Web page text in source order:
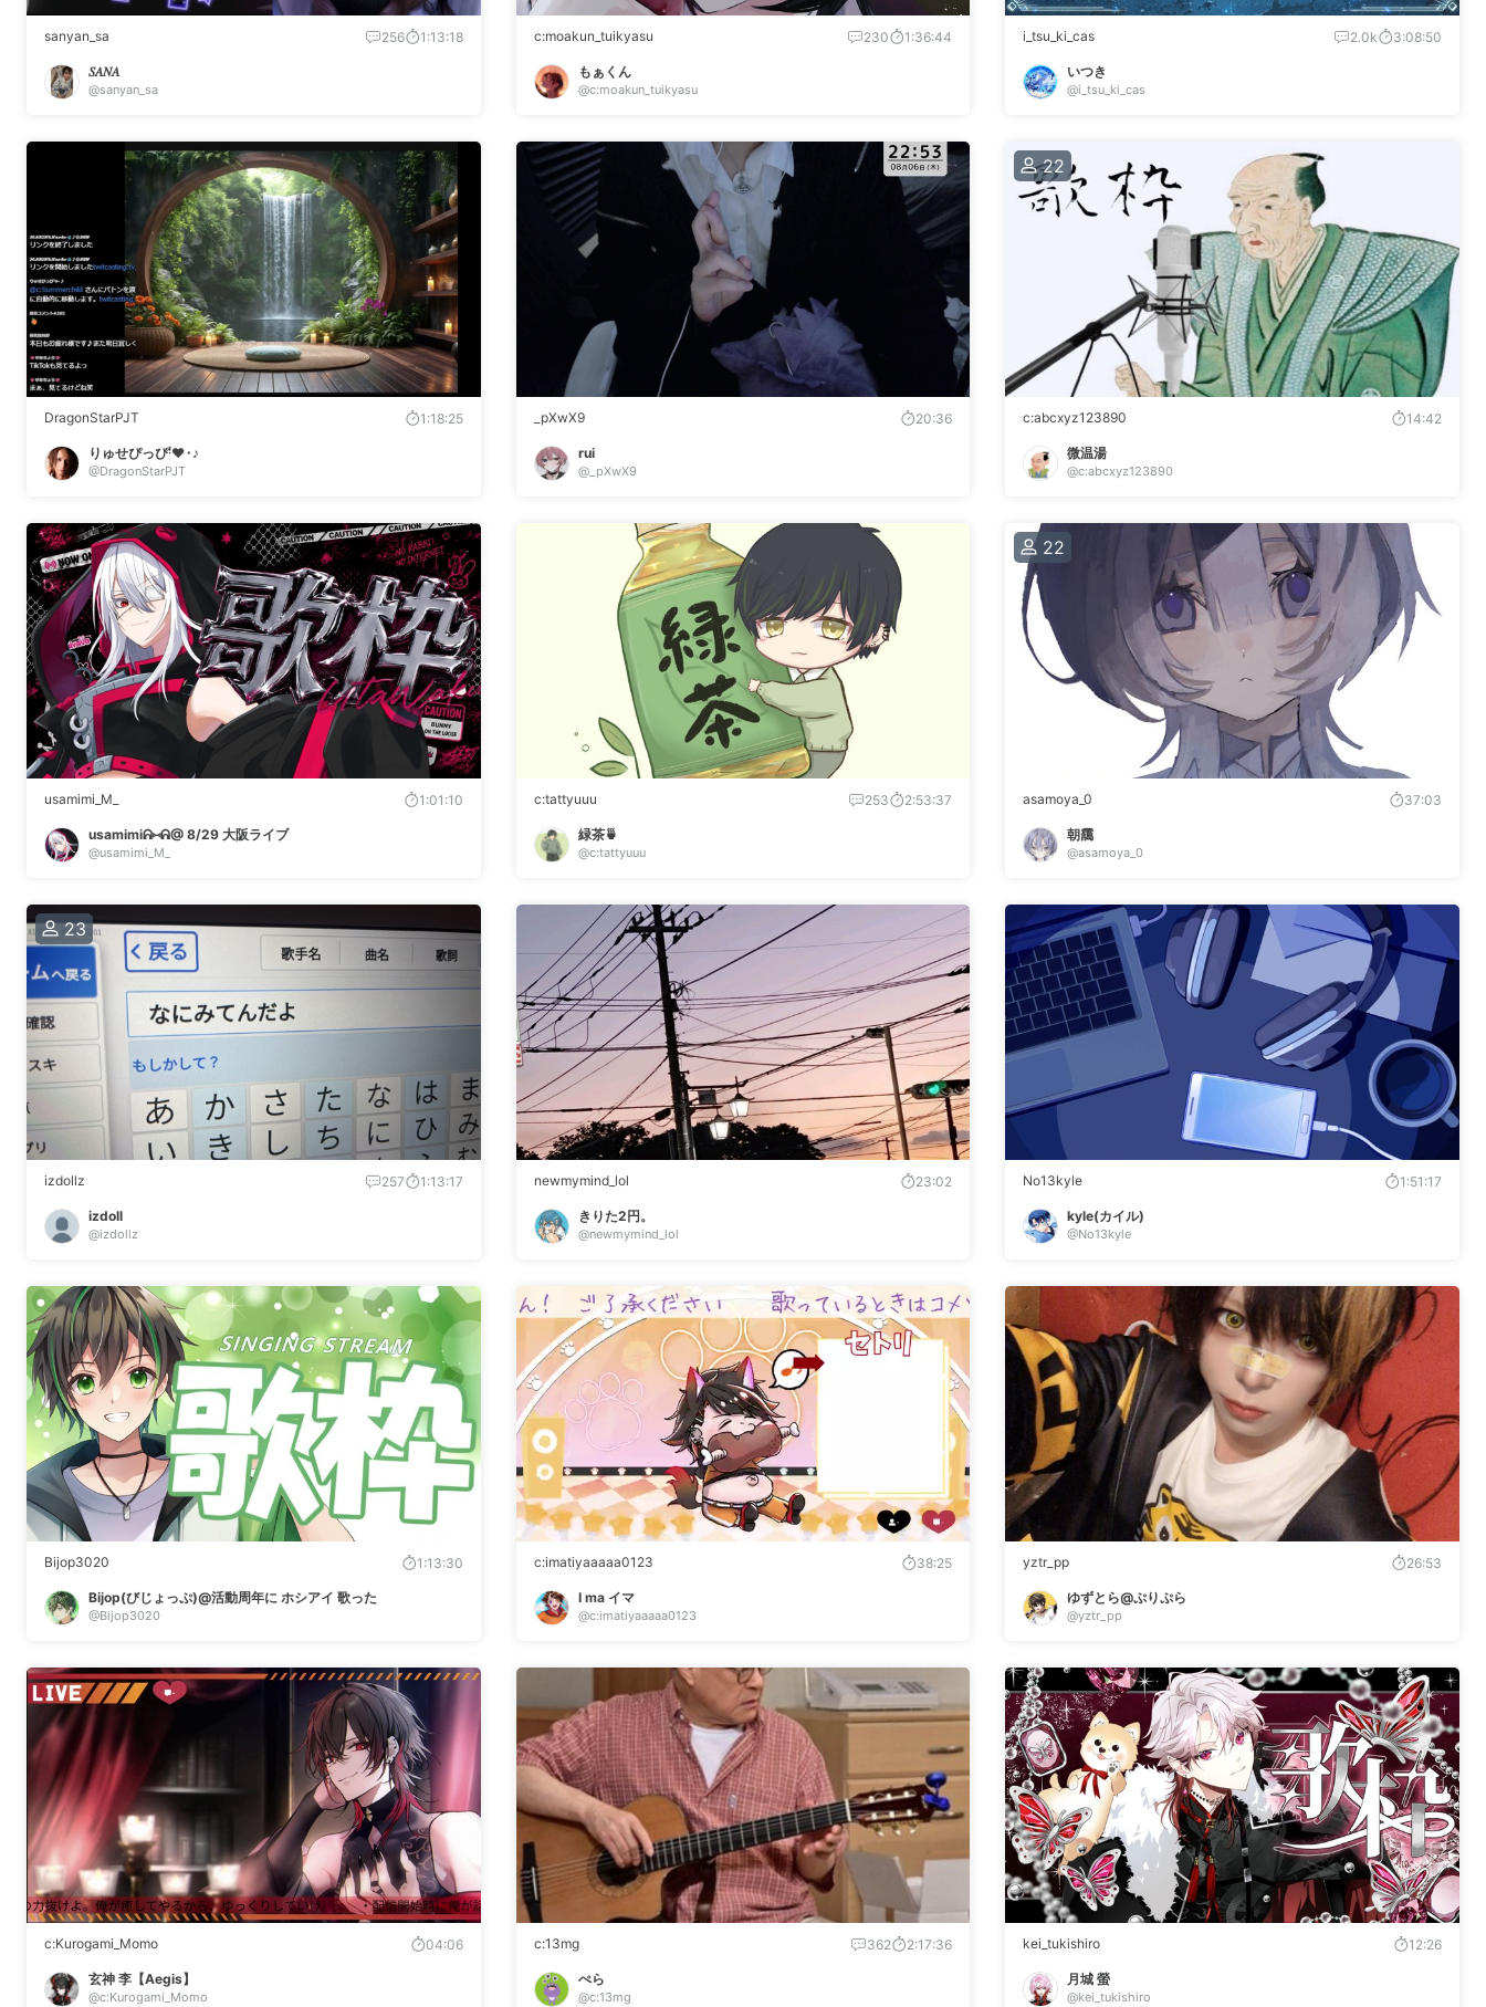
sanyan_sa 256 1:13:18
𝑆𝐴𝑁𝐴
@sanyan_sa
c:moakun_tuikyasu 230 1:36:44
もぁくん
@c:moakun_tuikyasu
i_tsu_ki_cas 2.0k 3:08:50
いつき
@i_tsu_ki_cas
DragonStarPJT 1:18:25
りゅせぴっぴ‎ꜝ❤︎⬞♪
@DragonStarPJT
_pXwX9 20:36
rui
@_pXwX9
22
c:abcxyz123890 14:42
微温湯
@c:abcxyz123890
usamimi_M_ 1:01:10
usamimiᕱ⑅ᕱ@ 8/29 大阪ライブ
@usamimi_M_
c:tattyuuu 253 2:53:37
緑茶🍵
@c:tattyuuu
22
asamoya_0 37:03
朝靄
@asamoya_0
23
izdollz 257 1:13:17
izdoll
@izdollz
newmymind_lol 23:02
きりた2円。
@newmymind_lol
No13kyle 1:51:17
kyle(カイル)
@No13kyle
Bijop3020 1:13:30
Bijop(びじょっぷ)@活動周年に ホシアイ 歌った
@Bijop3020
c:imatiyaaaaa0123 38:25
I ma イマ
@c:imatiyaaaaa0123
yztr_pp 26:53
ゆずとら@ぷりぷら
@yztr_pp
c:Kurogami_Momo 04:06
玄神 李【Aegis】
@c:Kurogami_Momo
c:13mg 362 2:17:36
ぺら
@c:13mg
kei_tukishiro 12:26
月城 螢
@kei_tukishiro